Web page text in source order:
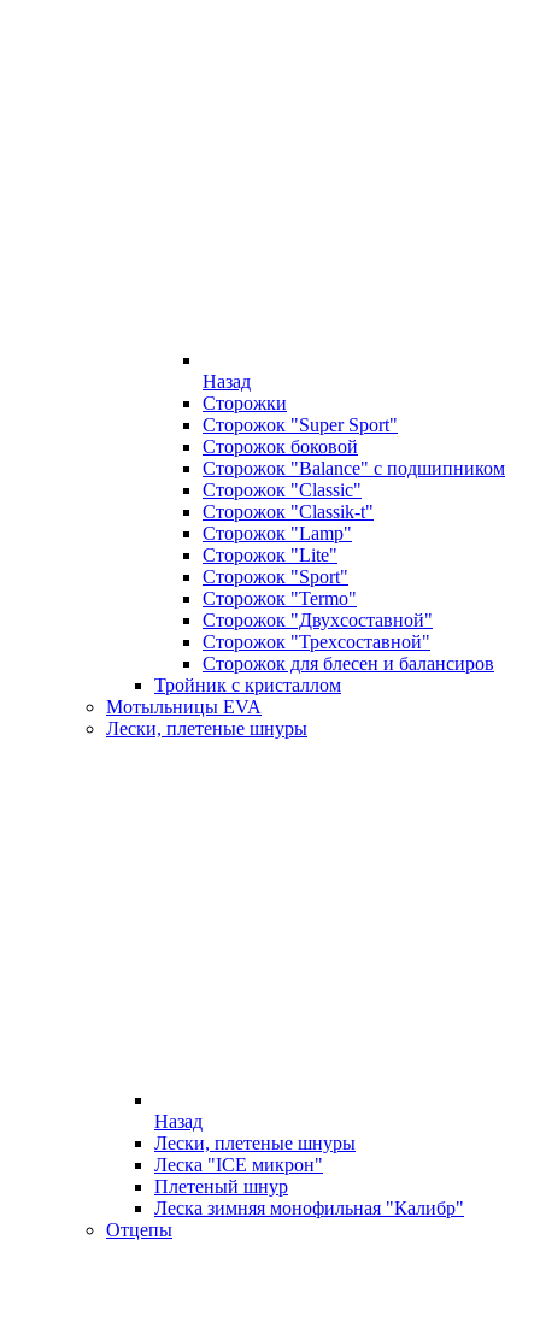
Назад
Сторожки
Сторожок "Super Sport"
Сторожок боковой
Сторожок "Balance" с подшипником
Сторожок "Classic"
Сторожок "Classik-t"
Сторожок "Lamp"
Сторожок "Lite"
Сторожок "Sport"
Сторожок "Termo"
Сторожок "Двухсоставной"
Сторожок "Трехсоставной"
Сторожок для блесен и балансиров
Тройник с кристаллом
Мотыльницы EVA
Лески, плетеные шнуры
Назад
Лески, плетеные шнуры
Леска "ICE микрон"
Плетеный шнур
Леска зимняя монофильная "Калибр"
Отцепы